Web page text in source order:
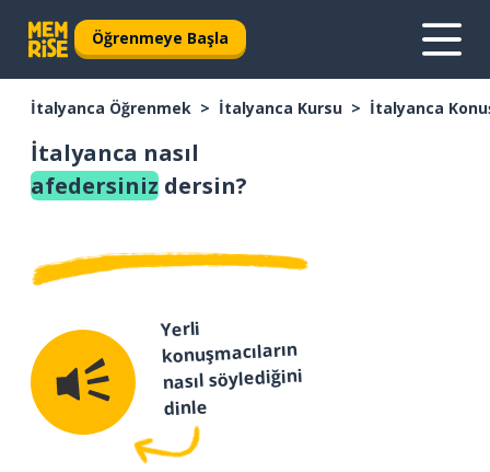
Öğrenmeye Başla
İtalyanca Öğrenmek İtalyanca Kursu İtalyanca
İtalyanca nasıl
afedersiniz dersin?
Yerli
konuşmacıların
nasıl söylediğini
dinle